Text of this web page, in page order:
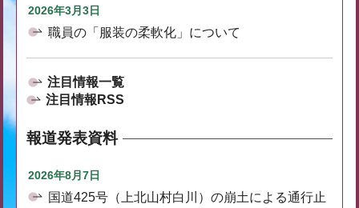
2026年3月3日
職員の「服装の柔軟化」について
注目情報一覧
注目情報RSS
報道発表資料
2026年8月7日
国道425号（上北山村白川）の崩土による通行止